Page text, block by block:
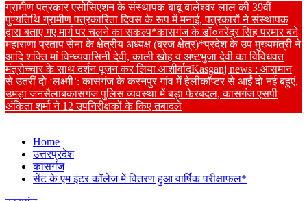
ग्रामीण पत्रकार एसोसिएशन के संस्थापक बाबू बालेश्वर लाल की 39वीं
पुण्यतिथि ग्रामीण पत्रकारिता दिवस के रूप में मनाई, पत्रकारों ने संस्थापक
द्वारा बताए गए मार्ग पर चलने का संकल्प*कासगंज के डॉ०नरेंद्र सिंह परमार बने
महाराणा प्रताप सेना के क्षेत्रीय अध्यक्ष (ब्रज क्षेत्र)*प्रदेश के उप मुख्यमंत्री ने
आदि शक्ति मां विन्ध्यवासिनी देवी, काली खोह व अष्टभुजा देवी का विविधवत
मंत्रोच्चार के साथ दर्शन पूजन कर लिया आशीर्वादKasganj news : आसमान
से उतरीं दो ‘लक्ष्मी’: कासगंज के करनपुर गांव में हेलीकॉप्टर से आईं दो नई बहुएं,
उमड़ा जनसैलाबकासगंज पुलिस व्यवस्था में बड़ा फेरबदल, कासगंज एसपी
अंकिता शर्मा ने 12 उपनिरीक्षकों के किए तबादले
Home
उत्तरप्रदेश
कासगंज
सेंट के एम इंटर कॉलेज में वितरण हुआ वार्षिक परीक्षाफल*